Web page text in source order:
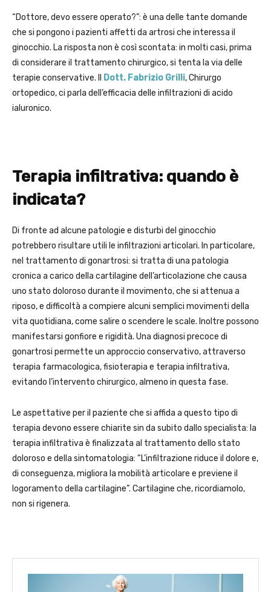
“Dottore, devo essere operato?”: è una delle tante domande
che si pongono i pazienti affetti da artrosi che interessa il
ginocchio. La risposta non è così scontata: in molti casi, prima
di considerare il trattamento chirurgico, si tenta la via delle
terapie conservative. Il
Dott. Fabrizio Grilli, Chirurgo
ortopedico, ci parla dell’efficacia delle infiltrazioni di acido
ialuronico.
Terapia infiltrativa: quando è
indicata?
Di fronte ad alcune patologie e disturbi del ginocchio
potrebbero risultare utili le infiltrazioni articolari. In particolare,
nel trattamento di gonartrosi: si tratta di una patologia
cronica a carico della cartilagine dell’articolazione che causa
uno stato doloroso durante il movimento, che si attenua a
riposo, e difficoltà a compiere alcuni semplici movimenti della
vita quotidiana, come salire o scendere le scale. Inoltre possono
manifestarsi gonfiore e rigidità. Una diagnosi precoce di
gonartrosi permette un approccio conservativo, attraverso
terapia farmacologica, fisioterapia e terapia infiltrativa,
evitando l’intervento chirurgico, almeno in questa fase.
Le aspettative per il paziente che si affida a questo tipo di
terapia devono essere chiarite sin da subito dallo specialista: la
terapia infiltrativa è finalizzata al trattamento dello stato
doloroso e della sintomatologia: “L’infiltrazione riduce il dolore e,
di conseguenza, migliora la mobilità articolare e previene il
logoramento della cartilagine”. Cartilagine che, ricordiamolo,
non si rigenera.